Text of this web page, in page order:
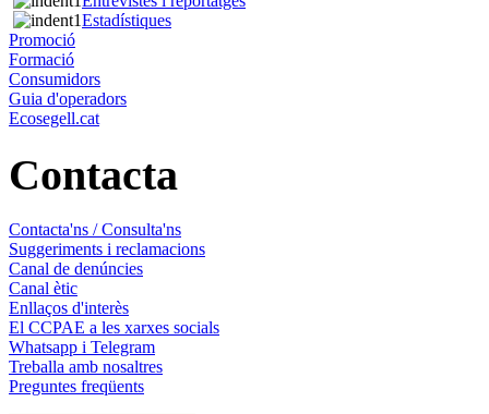
Estadístiques
Promoció
Formació
Consumidors
Guia d'operadors
Ecosegell.cat
Contacta
Contacta'ns / Consulta'ns
Suggeriments i reclamacions
Canal de denúncies
Canal ètic
Enllaços d'interès
El CCPAE a les xarxes socials
Whatsapp i Telegram
Treballa amb nosaltres
Preguntes freqüents